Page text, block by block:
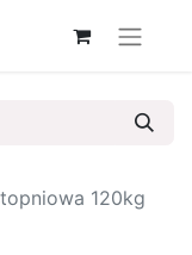
120kg